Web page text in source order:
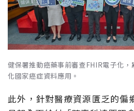
健保署推動癌藥事前審查FHIR電子化
化國家癌症資料應用。
此外，針對醫療資源匱乏的偏